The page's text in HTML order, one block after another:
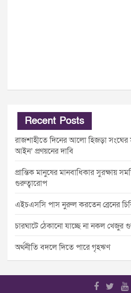
Recent Posts
রাজশাহীতে দিনের আলো হিজড়া সংঘের
আইন’ প্রণয়নের দাবি
প্রান্তিক মানুষের মানবাধিকার সুরক্ষায়
গুরুত্বারোপ
এইচএসসি পাস নুরুল করতেন ব্রেনের
চারঘাটে ঠেকানো যাচ্ছে না নকল খেজুর
অর্থনীতি বদলে দিতে পারে গৃহঋণ